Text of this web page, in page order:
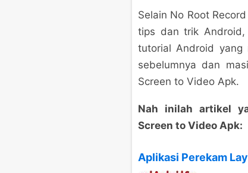
Selain No Root
tips dan trik Android,
tutorial Android yang
sebelumnya dan
Screen to Video Apk.
Nah inilah artikel
Screen to Video Apk:
Aplikasi Perekam